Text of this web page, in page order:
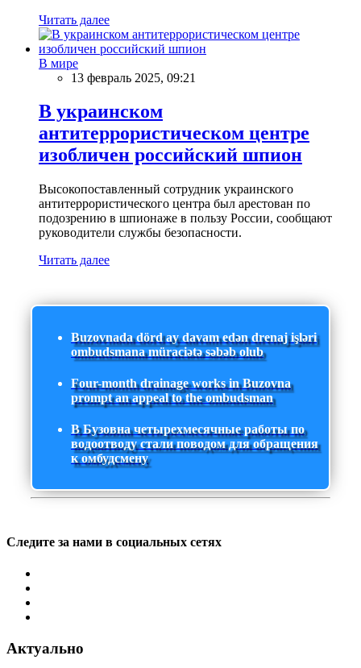
Читать далее
В мире
13 февраль 2025, 09:21
В украинском
антитеррористическом центре
изобличен российский шпион
Высокопоставленный сотрудник украинского
антитеррористического центра был арестован по
подозрению в шпионаже в пользу России, сообщают
руководители службы безопасности.
Читать далее
Buzovnada dörd ay davam edən drenaj işləri
ombudsmana müraciətə səbəb olub
Four-month drainage works in Buzovna
prompt an appeal to the ombudsman
В Бузовна четырехмесячные работы по
водоотводу стали поводом для обращения
к омбудсмену
Следите за нами в социальных сетях
Актуально